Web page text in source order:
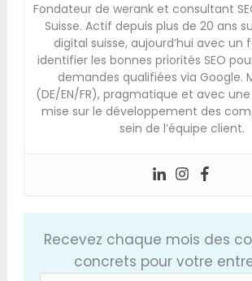
Fondateur de werank et consultant
Suisse. Actif depuis plus de 20 ans
digital suisse, aujourd’hui avec un
identifier les bonnes priorités SEO
demandes qualifiées via Google.
(DE/EN/FR), pragmatique et avec
mise sur le développement des
sein de l’équipe client.
Recevez chaque mois des
concrets pour votre